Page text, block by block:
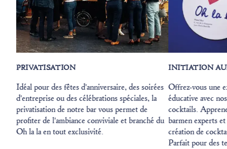
PRIVATISATION
Idéal pour des fêtes d'anniversaire, des soirées
d'entreprise ou des célébrations spéciales, la
privatisation de notre bar vous permet de
profiter de l'ambiance conviviale et branché du
Oh la la en tout exclusivité.
INITIATION
Offrez-vous une
éducative avec
cocktails.
barmen experts
création de
Parfait pour des